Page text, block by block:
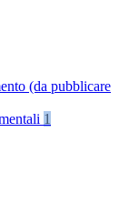
(da pubblicare
1